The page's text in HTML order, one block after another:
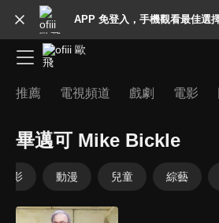
APP 免登入，手機觀看最佳選
推薦 電視頻道 戲劇 電影
畢邁可 Mike Bickle
電影 動漫 兒童 綜藝